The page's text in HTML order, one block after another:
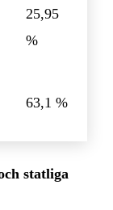
25,95
%
63,1 %
statliga